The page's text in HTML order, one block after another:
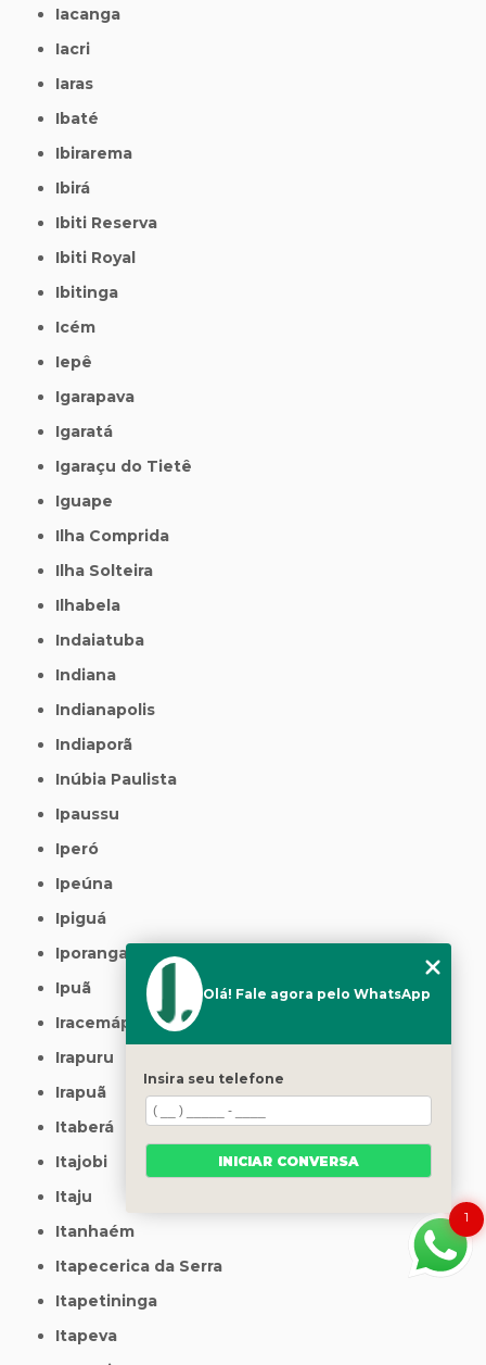
Iacanga
Iacri
Iaras
Ibaté
Ibirarema
Ibirá
Ibiti Reserva
Ibiti Royal
Ibitinga
Icém
Iepê
Igarapava
Igaratá
Igaraçu do Tietê
Iguape
Ilha Comprida
Ilha Solteira
Ilhabela
Indaiatuba
Indiana
Indianapolis
Indiaporã
Inúbia Paulista
Ipaussu
Iperó
Ipeúna
Ipiguá
Iporanga
Ipuã
Iracemápolis
Irapuru
Irapuã
Itaberá
Itajobi
Itaju
Itanhaém
Itapecerica da Serra
Itapetininga
Itapeva
1
Olá! Fale agora pelo WhatsApp
Insira seu telefone
INICIAR CONVERSA